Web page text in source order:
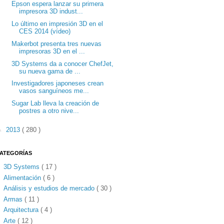
Epson espera lanzar su primera
impresora 3D indust...
Lo último en impresión 3D en el
CES 2014 (vídeo)
Makerbot presenta tres nuevas
impresoras 3D en el ...
3D Systems da a conocer ChefJet,
su nueva gama de ...
Investigadores japoneses crean
vasos sanguíneos me...
Sugar Lab lleva la creación de
postres a otro nive...
2013 ( 280 )
3D Systems( 17 )
Alimentación( 6 )
Análisis y estudios de mercado( 30 )
Armas( 11 )
Arquitectura( 4 )
Arte( 12 )